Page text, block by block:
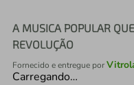
A MUSICA POPULAR
REVOLUÇÃO
Fornecido e entregue por
Carregando…